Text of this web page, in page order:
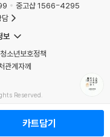
카트담기
중고샵 1566-4295
보
청소년보호정책
관계자께
Reserved.